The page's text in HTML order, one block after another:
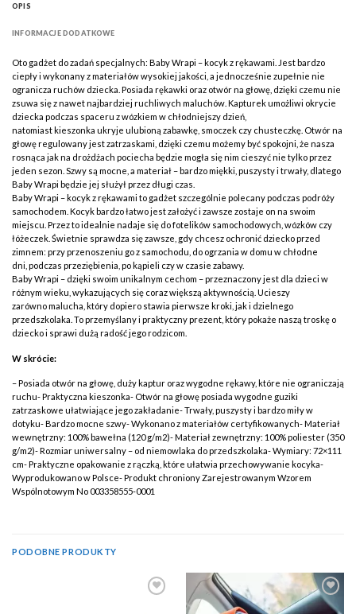
OPIS
INFORMACJE DODATKOWE
Oto gadżet do zadań specjalnych: Baby Wrapi – kocyk z rękawami. Jest bardzo
ciepły i wykonany z materiałów wysokiej jakości, a jednocześnie zupełnie nie
ogranicza ruchów dziecka. Posiada rękawki oraz otwór na głowę, dzięki czemu nie
zsuwa się z nawet najbardziej ruchliwych maluchów. Kapturek umożliwi okrycie
dziecka podczas spaceru z wózkiem w chłodniejszy dzień,
natomiast kieszonka ukryje ulubioną zabawkę, smoczek czy chusteczkę. Otwór na
głowę regulowany jest zatrzaskami, dzięki czemu możemy być spokojni, że nasza
rosnąca jak na drożdżach pociecha będzie mogła się nim cieszyć nie tylko przez
jeden sezon. Szwy są mocne, a materiał – bardzo miękki, puszysty i trwały, dlatego
Baby Wrapi będzie jej służył przez długi czas.
Baby Wrapi – kocyk z rękawami to gadżet szczególnie polecany podczas podróży
samochodem. Kocyk bardzo łatwo jest założyć i zawsze zostaje on na swoim
miejscu. Przez to idealnie nadaje się do fotelików samochodowych, wózków czy
łóżeczek. Świetnie sprawdza się zawsze, gdy chcesz ochronić dziecko przed
zimnem: przy przenoszeniu go z samochodu, do ogrzania w domu w chłodne
dni, podczas przeziębienia, po kąpieli czy w czasie zabawy.
Baby Wrapi – dzięki swoim unikalnym cechom – przeznaczony jest dla dzieci w
różnym wieku, wykazujących się coraz większą aktywnością. Ucieszy
zarówno malucha, który dopiero stawia pierwsze kroki, jak i dzielnego
przedszkolaka. To przemyślany i praktyczny prezent, który pokaże naszą troskę o
dziecko i sprawi dużą radość jego rodzicom.
W skrócie:
– Posiada otwór na głowę, duży kaptur oraz wygodne rękawy, które nie ograniczają
ruchu- Praktyczna kieszonka- Otwór na głowę posiada wygodne guziki
zatrzaskowe ułatwiające jego zakładanie- Trwały, puszysty i bardzo miły w
dotyku- Bardzo mocne szwy- Wykonano z materiałów certyfikowanych- Materiał
wewnętrzny: 100% bawełna (120 g/m2)- Materiał zewnętrzny: 100% poliester (350
g/m2)- Rozmiar uniwersalny – od niemowlaka do przedszkolaka- Wymiary: 72×111
cm- Praktyczne opakowanie z rączką, które ułatwia przechowywanie kocyka-
Wyprodukowano w Polsce- Produkt chroniony Zarejestrowanym Wzorem
Wspólnotowym No 003358555-0001
PODOBNE PRODUKTY
Add to
Wishlist